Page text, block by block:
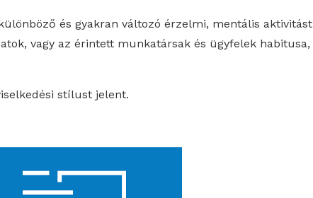
és gyakran változó érzelmi, mentális aktivitást
vagy az érintett munkatársak és ügyfelek habitusa,
stílust jelent.